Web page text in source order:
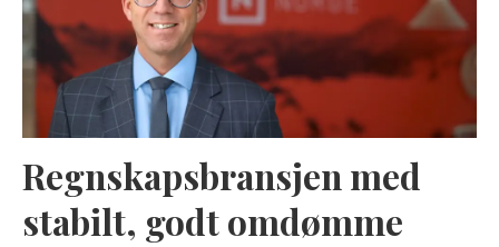
Regnskapsbransjen med
stabilt, godt omdømme